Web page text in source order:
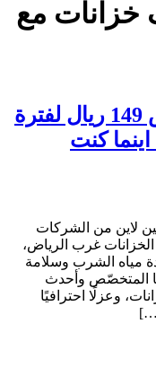
مع
تنظيف خزانات غرب الرياض 149 ريال لفترة
لاين من الشركات
غرب الرياض،
مياه الشرب وسلامة
المتخصّص وأحدث
وعزلًا احترافيًا